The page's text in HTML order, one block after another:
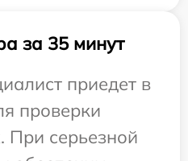
за 35 минут
приедет в
проверки
При серьезной